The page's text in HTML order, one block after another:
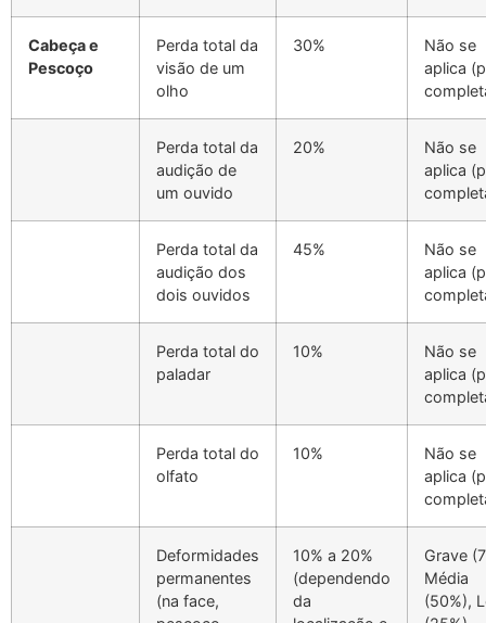
Cabeça e
Pescoço
Perda total da
visão de um
olho
30%
Não se
aplica
Perda total da
audição de
um ouvido
20%
Não se
aplica
Perda total da
audição dos
dois ouvidos
45%
Não se
aplica
Perda total do
paladar
10%
Não se
aplica
Perda total do
olfato
10%
Não se
aplica
Deformidades
permanentes
(na face,
10% a 20%
(dependendo
da
Grave
Média
(50%),